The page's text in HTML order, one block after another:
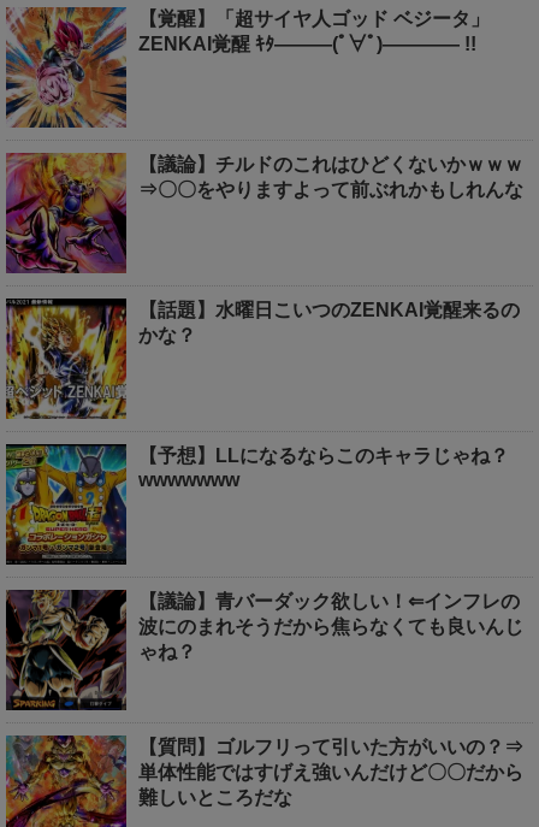
【覚醒】「超サイヤ人ゴッド ベジータ」
ZENKAI覚醒 ｷﾀ―――(ﾟ∀ﾟ)―――― !!
【議論】チルドのこれはひどくないかｗｗｗ
⇒〇〇をやりますよって前ぶれかもしれんな
【話題】水曜日こいつのZENKAI覚醒来るの
かな？
【予想】LLになるならこのキャラじゃね？
wwwwwww
【議論】青バーダック欲しい！⇐インフレの
波にのまれそうだから焦らなくても良いんじ
ゃね？
【質問】ゴルフリって引いた方がいいの？⇒
単体性能ではすげえ強いんだけど〇〇だから
難しいところだな